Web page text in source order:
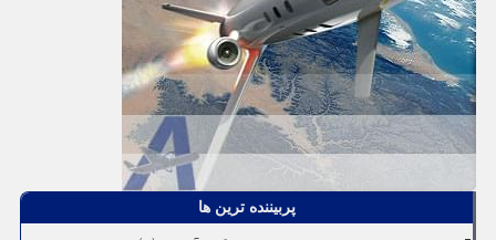
پربیننده ترین ها